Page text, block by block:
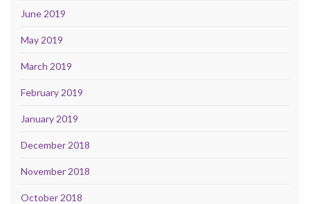
June 2019
May 2019
March 2019
February 2019
January 2019
December 2018
November 2018
October 2018